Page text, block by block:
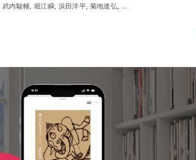
, 依田菜津, 田中敦子